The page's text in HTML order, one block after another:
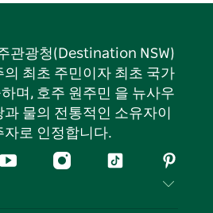
관광청(Destination NSW)
의 최초 주민이자 최초 국가
며, 호주 원주민 을 뉴사우
물의 전통적인 소유자이
자로 인정합니다.
유
인
틱
핀
터